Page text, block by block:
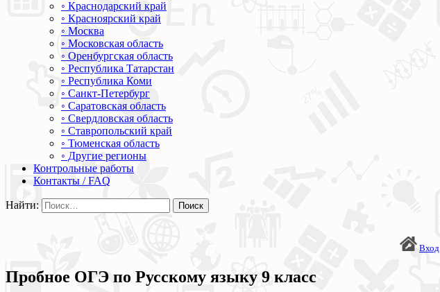
◦ Краснодарский край
◦ Красноярский край
◦ Москва
◦ Московская область
◦ Оренбургская область
◦ Республика Татарстан
◦ Республика Коми
◦ Санкт-Петербург
◦ Саратовская область
◦ Свердловская область
◦ Ставропольский край
◦ Тюменская область
◦ Другие регионы
Контрольные работы
Контакты / FAQ
Найти:
Вход
Пробное ОГЭ по Русскому языку 9 класс